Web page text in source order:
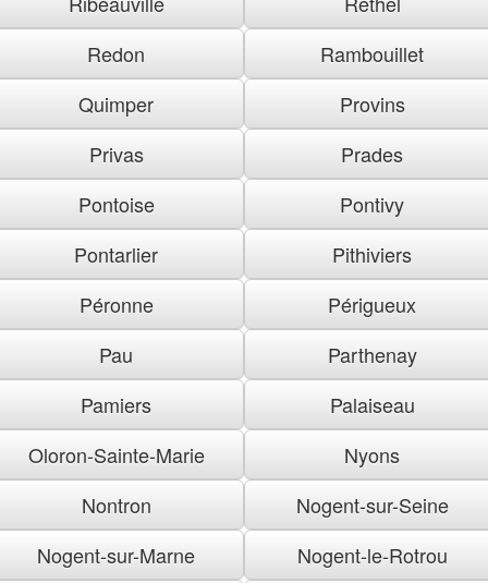
Redon
Rambouillet
Quimper
Provins
Privas
Prades
Pontoise
Pontivy
Pontarlier
Pithiviers
Péronne
Périgueux
Pau
Parthenay
Pamiers
Palaiseau
Oloron-Sainte-Marie
Nyons
Nontron
Nogent-sur-Seine
Nogent-sur-Marne
Nogent-le-Rotrou